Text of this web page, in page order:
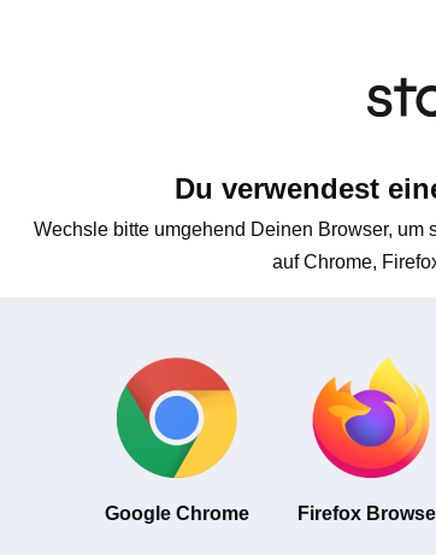
Du verwendest
Wechsle bitte umgehend Deinen Browser,
auf Chrome,
Google Chrome Firefox